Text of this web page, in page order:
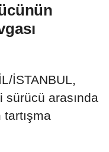
İSTANBUL,
sürücü arasında